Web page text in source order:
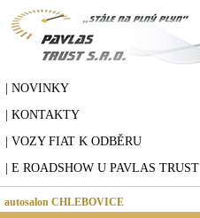
| NOVINKY
| KONTAKTY
| VOZY FIAT K ODBĚRU
| E ROADSHOW U PAVLAS TRUST
autosalon CHLEBOVICE